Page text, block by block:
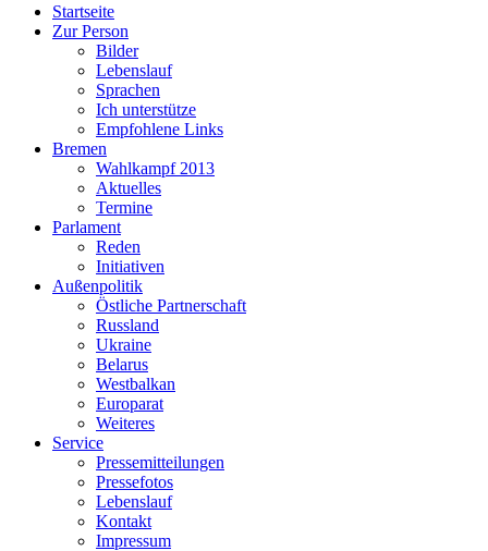
Startseite
Zur Person
Bilder
Lebenslauf
Sprachen
Ich unterstütze
Empfohlene Links
Bremen
Wahlkampf 2013
Aktuelles
Termine
Parlament
Reden
Initiativen
Außenpolitik
Östliche Partnerschaft
Russland
Ukraine
Belarus
Westbalkan
Europarat
Weiteres
Service
Pressemitteilungen
Pressefotos
Lebenslauf
Kontakt
Impressum